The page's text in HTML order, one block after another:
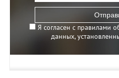
Я согласен с правилами
данных,